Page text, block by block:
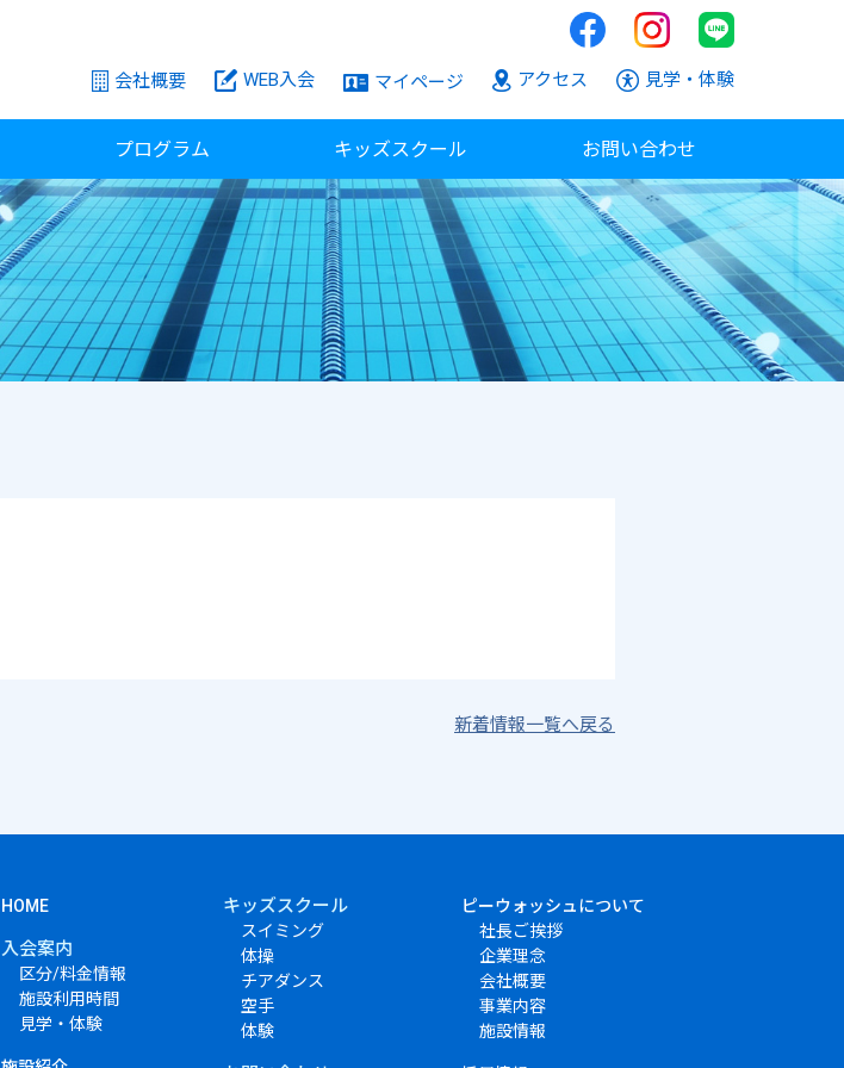
会社概要 WEB入会 マイページ アクセス 見学・体験
プログラム キッズスクール お問い合わせ
新着情報一覧へ戻る
HOME
入会案内
区分/料金情報
施設利用時間
見学・体験
キッズスクール
スイミング
体操
チアダンス
空手
体験
ピーウォッシュについて
社長ご挨拶
企業理念
会社概要
事業内容
施設情報